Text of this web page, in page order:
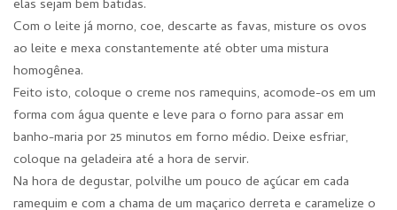
elas sejam bem batidas.
Com o leite já morno, coe, descarte as favas, misture os ovos
ao leite e mexa constantemente até obter uma mistura
homogênea.
Feito isto, coloque o creme nos ramequins, acomode-os em um
forma com água quente e leve para o forno para assar em
banho-maria por 25 minutos em forno médio. Deixe esfriar,
coloque na geladeira até a hora de servir.
Na hora de degustar, polvilhe um pouco de açúcar em cada
ramequim e com a chama de um maçarico derreta e caramelize o